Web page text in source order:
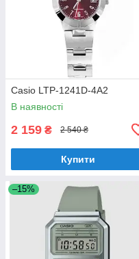
Casio LTP-1241D-4A2
В наявності
2 159 ₴ 2 540 ₴
Купити
–15%